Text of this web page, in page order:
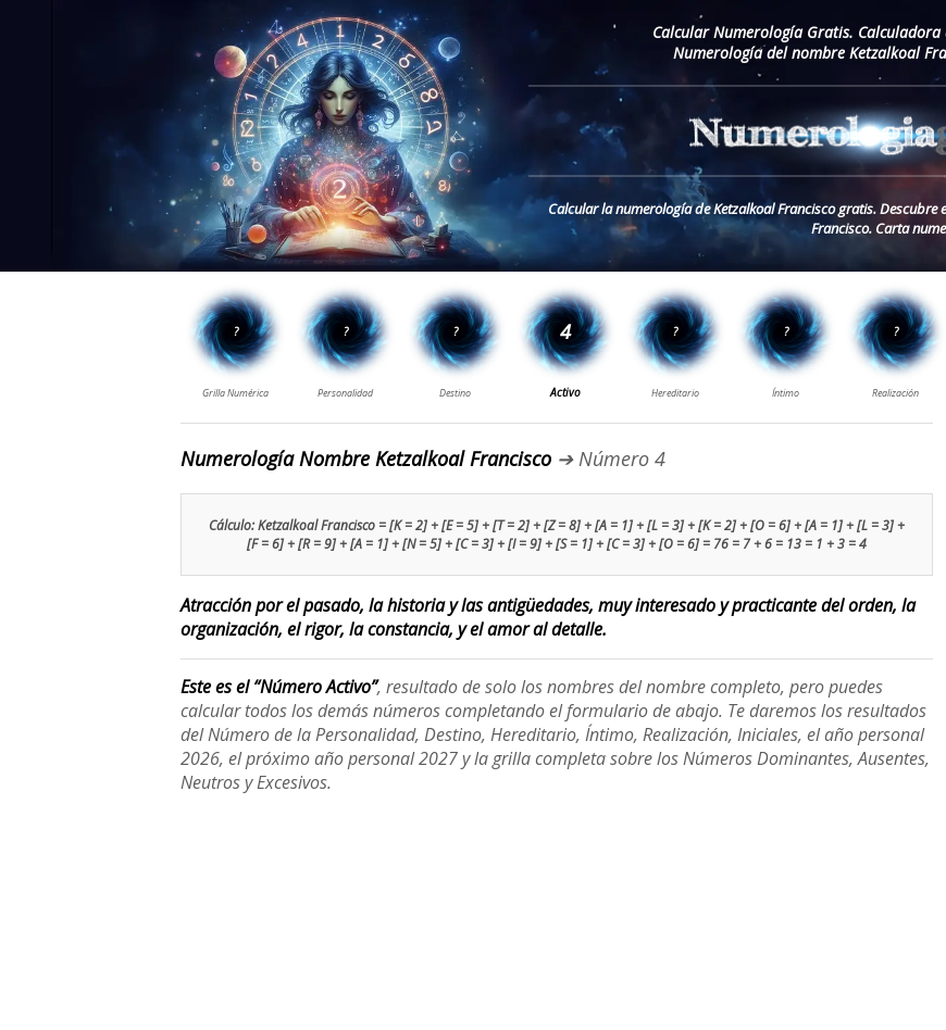
Calcular Numerología Gratis.
Numerología del nombre Ketzalkoal
Calcular la numerología de Ketzalkoal Francisco gratis.
Francisco. Carta
Numerología Nombre Ketzalkoal Francisco ➔ Número 4
Cálculo: Ketzalkoal Francisco = [K = 2] + [E = 5] + [T = 2] + [Z = 8] + [A = 1] + [L = 3] + [K = 2] + [O = 6] + [A = 1] + [L = 3] +
[F = 6] + [R = 9] + [A = 1] + [N = 5] + [C = 3] + [I = 9] + [S = 1] + [C = 3] + [O = 6] = 76 = 7 + 6 = 13 = 1 + 3 = 4
Atracción por el pasado, la historia y las antigüedades, muy interesado y practicante del orden, la
organización, el rigor, la constancia, y el amor al detalle.
Este es el “Número Activo”, resultado de solo los nombres del nombre completo, pero puedes
calcular todos los demás números completando el formulario de abajo. Te daremos los resultados
del Número de la Personalidad, Destino, Hereditario, Íntimo, Realización, Iniciales, el año personal
2026, el próximo año personal 2027 y la grilla completa sobre los Números Dominantes, Ausentes,
Neutros y Excesivos.